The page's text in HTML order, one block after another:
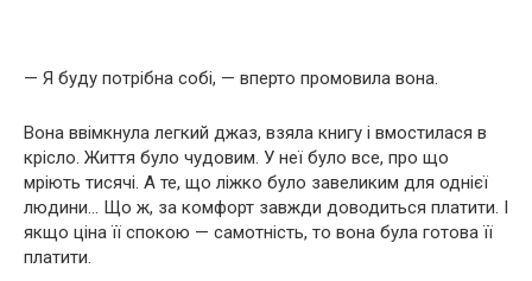
— Я буду потрібна собі, — вперто промовила вона.
Вона ввімкнула легкий джаз, взяла книгу і вмостилася в
крісло. Життя було чудовим. У неї було все, про що
мріють тисячі. А те, що ліжко було завеликим для однієї
людини… Що ж, за комфорт завжди доводиться платити. І
якщо ціна її спокою — самотність, то вона була готова її
платити.